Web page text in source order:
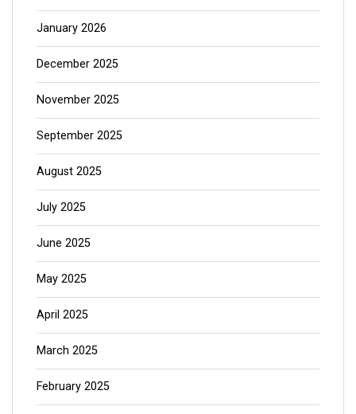
January 2026
December 2025
November 2025
September 2025
August 2025
July 2025
June 2025
May 2025
April 2025
March 2025
February 2025